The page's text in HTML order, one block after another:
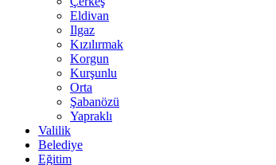
Eldivan
Ilgaz
Kızılırmak
Korgun
Kurşunlu
Orta
Şabanözü
Yapraklı
Valilik
Belediye
Eğitim